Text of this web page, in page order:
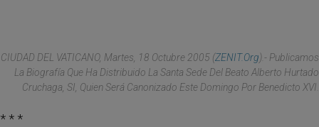
CIUDAD DEL VATICANO, Martes, 18 Octubre 2005 (ZENIT.org).- Publicamos
La Biografía Que Ha Distribuido La Santa Sede Del Beato Alberto Hurtado
Cruchaga, SI, Quien Será Canonizado Este Domingo Por Benedicto XVI.
* * *